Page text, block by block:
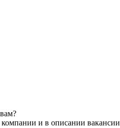
и в описании вакансии